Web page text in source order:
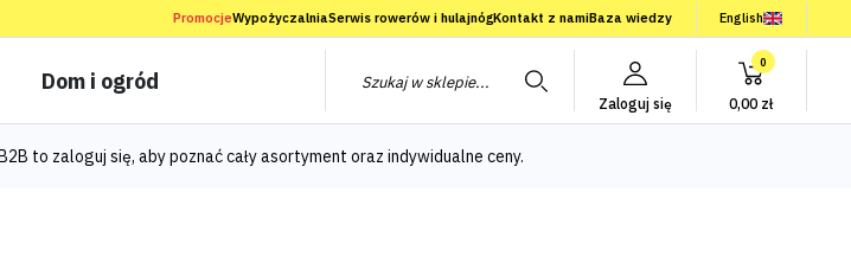
WypożyczalniaSerwis rowerów i hulajnóg
Promocje Kontakt z namiBaza wiedzy English
Dom i ogród
Zaloguj się
0
0,00 zł
to zaloguj się, aby poznać cały asortyment oraz indywidualne ceny.